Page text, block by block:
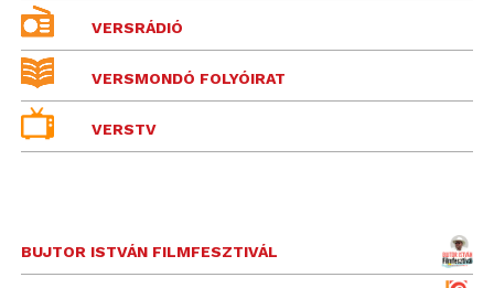
VERSRÁDIÓ
VERSMONDÓ FOLYÓIRAT
VERSTV
BUJTOR ISTVÁN FILMFESZTIVÁL